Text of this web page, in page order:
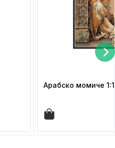
Арабско момиче 1:1